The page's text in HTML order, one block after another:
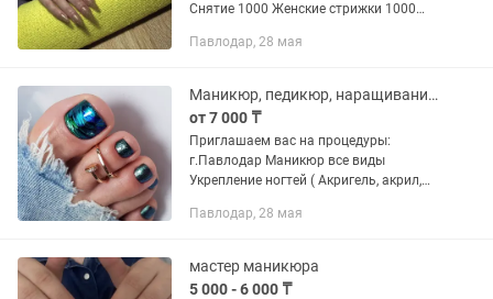
Снятие 1000 Женские стрижки 1000
Павлодар, 28 мая
Маникюр, педикюр, наращивание ногтей
от 7 000 ₸
Приглашаем вас на процедуры:
г.Павлодар Маникюр все виды
Укрепление ногтей ( Акригель, акрил,
Наращивание ногтей акрил, гель, power
Павлодар, 28 мая
мастер маникюра
5 000 - 6 000 ₸